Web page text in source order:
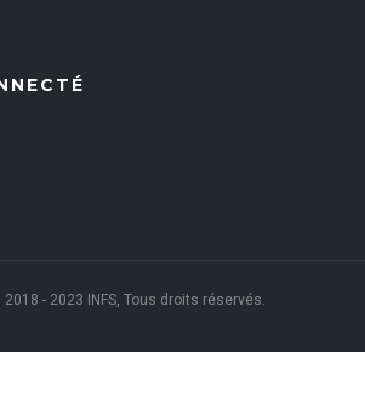
- 2023 INFS, Tous droits réservés.